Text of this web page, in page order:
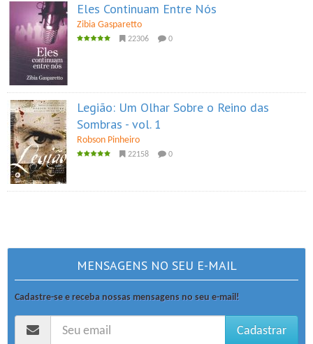
Eles Continuam Entre Nós
Zibia Gasparetto
22306 0
Legião: Um Olhar Sobre o Reino das
Sombras - vol. 1
Robson Pinheiro
22158 0
MENSAGENS NO SEU E-MAIL
Cadastre-se e receba nossas mensagens no seu e-mail!
Cadastrar